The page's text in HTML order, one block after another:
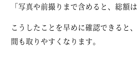
「写真や前撮りまで含めると、総額
こうしたことを早めに確認できると
間も取りやすくなります。